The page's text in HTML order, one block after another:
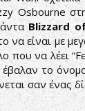
Οsbourne
Blizzard
να είναι με
που να λέει
το
σαν ένας